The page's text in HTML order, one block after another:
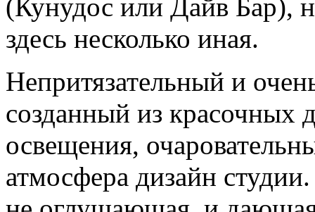
(Кунудос или Дайв Бар),
здесь несколько иная.
Непритязательный и
созданный из красочных
освещения,
атмосфера дизайн